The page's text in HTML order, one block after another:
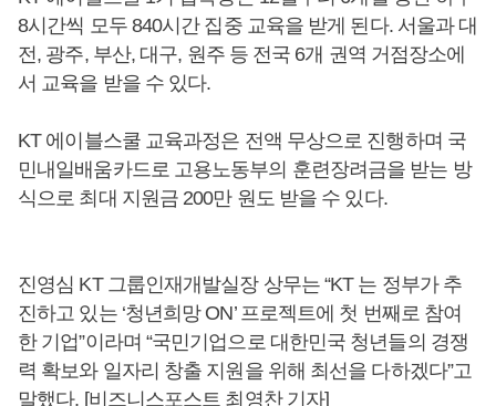
8시간씩 모두 840시간 집중 교육을 받게 된다. 서울과 대
전, 광주, 부산, 대구, 원주 등 전국 6개 권역 거점장소에
서 교육을 받을 수 있다.
KT 에이블스쿨 교육과정은 전액 무상으로 진행하며 국
민내일배움카드로 고용노동부의 훈련장려금을 받는 방
식으로 최대 지원금 200만 원도 받을 수 있다.
진영심 KT 그룹인재개발실장 상무는 “KT 는 정부가 추
진하고 있는 ‘청년희망 ON’ 프로젝트에 첫 번째로 참여
한 기업”이라며 “국민기업으로 대한민국 청년들의 경쟁
력 확보와 일자리 창출 지원을 위해 최선을 다하겠다”고
말했다. [비즈니스포스트 최영찬 기자]